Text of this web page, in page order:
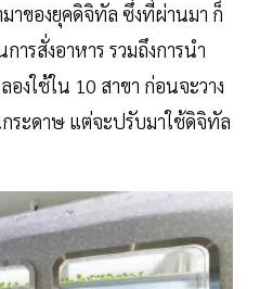
าของยุคดิจิทัล ซึ่งที่ผ่านมา ก็
ารสั่งอาหาร รวมถึงการนำ
งใช้ใน 10 สาขา ก่อนจะวาง
ระดาษ แต่จะปรับมาใช้ดิจิทัล